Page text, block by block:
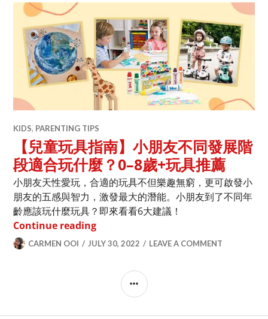
KIDS, PARENTING TIPS
【兒童玩具指南】小朋友不同發展階
段適合玩什麼？0–8歲+玩具推薦
小朋友天性愛玩，合適的玩具不但樂趣無窮，更可啟發小
朋友的五感與智力，激發最大的潛能。小朋友到了不同年
齡應該玩什麼玩具？即來看看6大建議！
Continue reading【兒童玩具指南】小朋友不同發展階段
CARMEN OOI JULY 30, 2022 LEAVE A COMMENT
SIDEBAR